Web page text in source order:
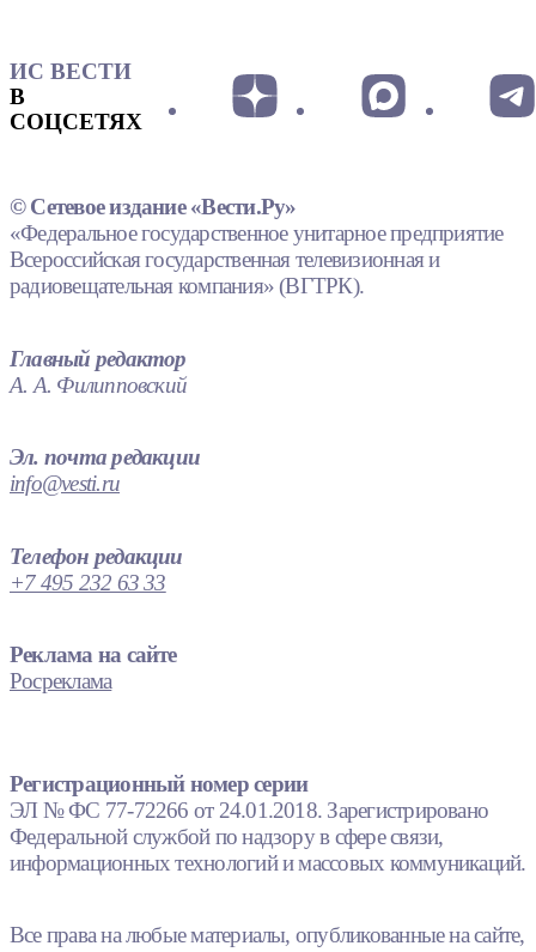
ИС ВЕСТИ
В
СОЦСЕТЯХ
© Сетевое издание «Вести.Ру»
«Федеральное государственное унитарное предприятие
Всероссийская государственная телевизионная и
радиовещательная компания» (ВГТРК).
Главный редактор
А. А. Филипповский
Эл. почта редакции
info@vesti.ru
Телефон редакции
+7 495 232 63 33
Реклама на сайте
Росреклама
Регистрационный номер серии
ЭЛ № ФС 77-72266 от 24.01.2018. Зарегистрировано
Федеральной службой по надзору в сфере связи,
информационных технологий и массовых коммуникаций.
Все права на любые материалы, опубликованные на сайте,